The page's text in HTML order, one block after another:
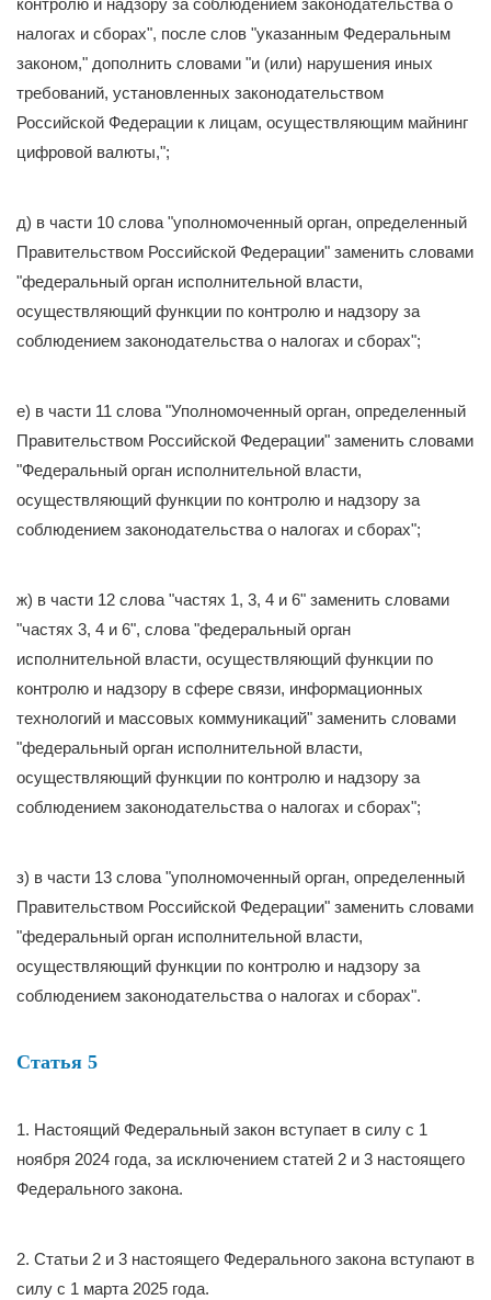
контролю и надзору за соблюдением законодательства о
налогах и сборах", после слов "указанным Федеральным
законом," дополнить словами "и (или) нарушения иных
требований, установленных законодательством
Российской Федерации к лицам, осуществляющим майнинг
цифровой валюты,";
д) в части 10 слова "уполномоченный орган, определенный
Правительством Российской Федерации" заменить словами
"федеральный орган исполнительной власти,
осуществляющий функции по контролю и надзору за
соблюдением законодательства о налогах и сборах";
е) в части 11 слова "Уполномоченный орган, определенный
Правительством Российской Федерации" заменить словами
"Федеральный орган исполнительной власти,
осуществляющий функции по контролю и надзору за
соблюдением законодательства о налогах и сборах";
ж) в части 12 слова "частях 1, 3, 4 и 6" заменить словами
"частях 3, 4 и 6", слова "федеральный орган
исполнительной власти, осуществляющий функции по
контролю и надзору в сфере связи, информационных
технологий и массовых коммуникаций" заменить словами
"федеральный орган исполнительной власти,
осуществляющий функции по контролю и надзору за
соблюдением законодательства о налогах и сборах";
з) в части 13 слова "уполномоченный орган, определенный
Правительством Российской Федерации" заменить словами
"федеральный орган исполнительной власти,
осуществляющий функции по контролю и надзору за
соблюдением законодательства о налогах и сборах".
Статья 5
1. Настоящий Федеральный закон вступает в силу с 1
ноября 2024 года, за исключением статей 2 и 3 настоящего
Федерального закона.
2. Статьи 2 и 3 настоящего Федерального закона вступают в
силу с 1 марта 2025 года.